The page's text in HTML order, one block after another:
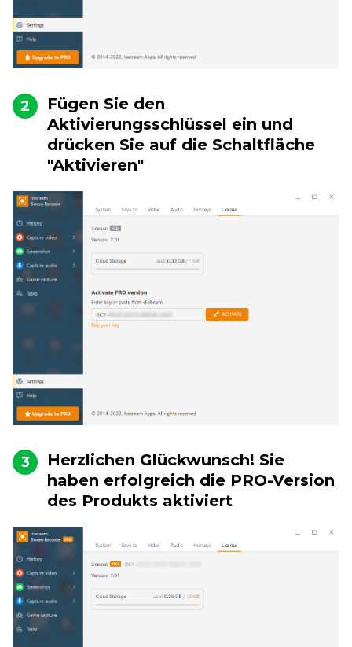
2
Fügen Sie den
Aktivierungsschlüssel ein und
drücken Sie auf die Schaltfläche
"Aktivieren"
3
Herzlichen Glückwunsch! Sie
haben erfolgreich die PRO-Version
des Produkts aktiviert